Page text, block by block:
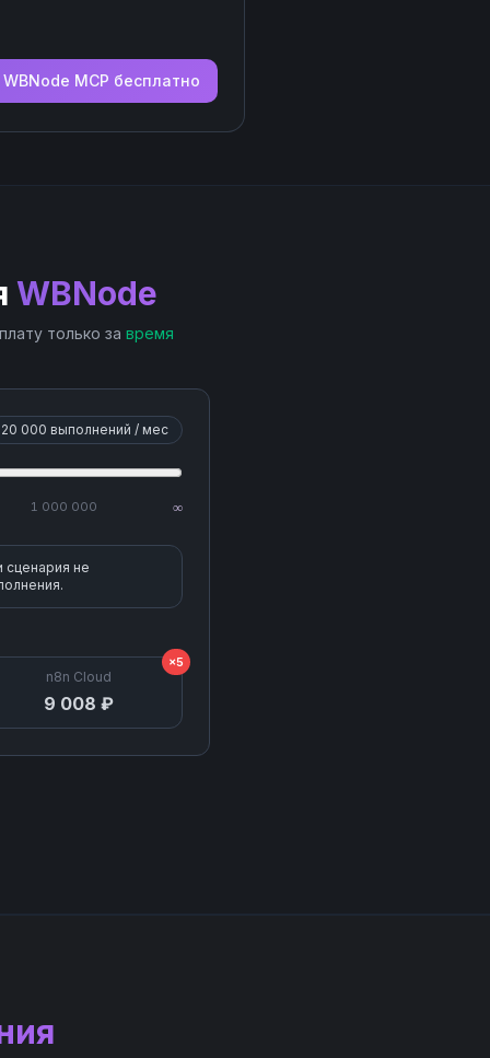
WBNode MCP бесплатно
WBNode
только за время
20 000 выполнений / мес
1 000 000 ∞
сценария не
n8n Cloud
9 008 ₽
×5